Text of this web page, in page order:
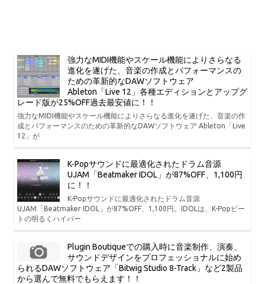
強力なMIDI機能やスケール機能によりさらなる
進化を遂げた、音楽の作成とパフォーマンスの
ための革新的なDAWソフトウェア
Ableton「Live 12」各種エディションとアップグ
レード版が25%OFF過去最安値に！！
強力なMIDI機能やスケール機能によりさらなる進化を遂げた、音楽の作
成とパフォーマンスのための革新的なDAWソフトウェア Ableton「Live
12」が
K-Popサウンドに最適化されたドラム音源
UJAM「Beatmaker IDOL」が87%OFF、1,100円
に！！
K-Popサウンドに最適化されたドラム音源
UJAM「Beatmaker IDOL」が87%OFF、1,100円。IDOLは、K-Popビー
トの明るくハイパー
Plugin Boutiqueでの購入時に音楽制作、演奏、
サウンドデザインをプロフェッショナルに始め
られるDAWソフトウェア「Bitwig Studio 8-Track」など2製品
から選んで無料でもらえます！！